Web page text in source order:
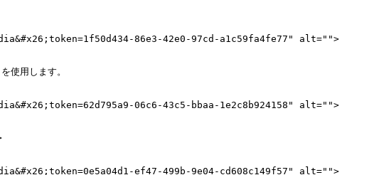
86e3-42e0-97cd-a1c59fa4fe77" alt="">
用します。
06c6-43c5-bbaa-1e2c8b924158" alt="">
ef47-499b-9e04-cd608c149f57" alt="">